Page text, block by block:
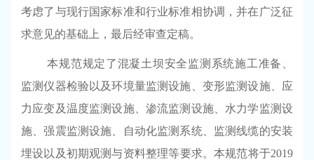
考虑了与现行国家标准和行业标准相协调，并在广泛征
求意见的基础上，最后经审查定稿。
本规范规定了混凝土坝安全监测系统施工准备、
监测仪器检验以及环境量监测设施、变形监测设施、应
力应变及温度监测设施、渗流监测设施、水力学监测设
施、强震监测设施、自动化监测系统、监测线缆的安装
埋设以及初期观测与资料整理等要求。本规范将于2019